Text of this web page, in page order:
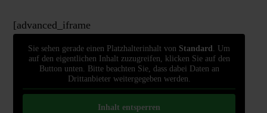
[advanced_iframe
Sie sehen gerade einen Platzhalterinhalt von Standard
. Um
auf den eigentlichen Inhalt zuzugreifen, klicken Sie auf den
Button unten. Bitte beachten Sie, dass dabei Daten an
Drittanbieter weitergegeben werden.
Inhalt entsperren